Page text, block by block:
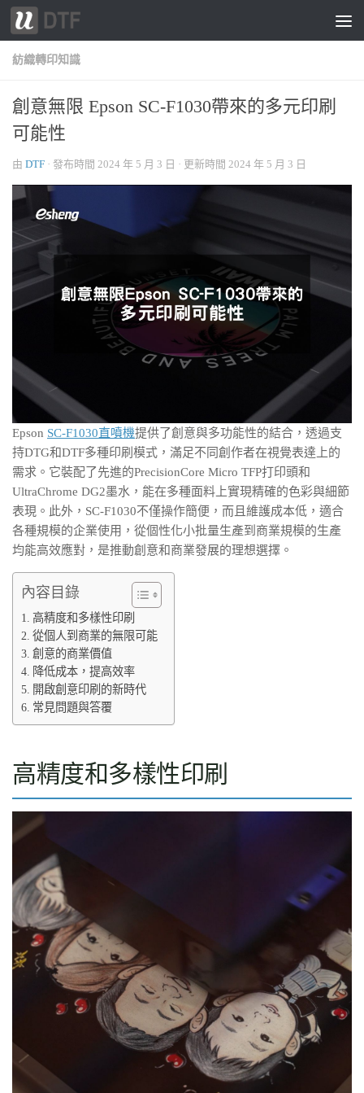
跳轉至內容
紡織轉印知識
創意無限 Epson SC-F1030帶來的多元印刷
可能性
由 DTF · 發布時間 2024 年 5 月 3 日 · 更新時間 2024 年 5 月 3 日
Epson SC-F1030直噴機提供了創意與多功能性的結合，透過支
持DTG和DTF多種印刷模式，滿足不同創作者在視覺表達上的
需求。它裝配了先進的PrecisionCore Micro TFP打印頭和
UltraChrome DG2墨水，能在多種面料上實現精確的色彩與細節
表現。此外，SC-F1030不僅操作簡便，而且維護成本低，適合
各種規模的企業使用，從個性化小批量生產到商業規模的生產
均能高效應對，是推動創意和商業發展的理想選擇。
內容目錄
高精度和多樣性印刷
從個人到商業的無限可能
創意的商業價值
降低成本，提高效率
開啟創意印刷的新時代
常見問題與答覆
高精度和多樣性印刷